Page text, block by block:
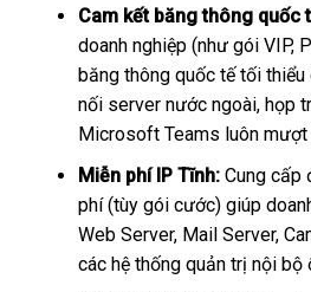
Cam kết băng thông quốc
doanh nghiệp (như gói VIP,
băng thông quốc tế tối
nối server nước ngoài, họp
Microsoft Teams luôn mượt
Miễn phí IP Tĩnh:Cung cấp
phí (tùy gói cước) giúp
Web Server, Mail Server,
các hệ thống quản trị nội bộ